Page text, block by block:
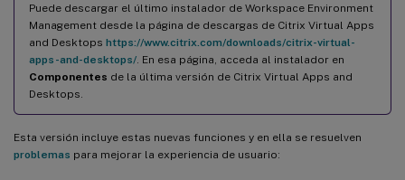
Puede descargar el último instalador de Workspace Environment
Management desde la página de descargas de Citrix Virtual Apps
and Desktops https://www.citrix.com/downloads/citrix-virtual-
apps-and-desktops/ . En esa página, acceda al instalador en
Componentes de la última versión de Citrix Virtual Apps and
Desktops.
Esta versión incluye estas nuevas funciones y en ella se resuelven
problemas para mejorar la experiencia de usuario: